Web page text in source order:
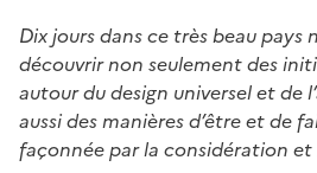
Dix jours dans ce très beau pays
découvrir non seulement des
autour du design universel et de
aussi des manières d’être et de
façonnée par la considération et